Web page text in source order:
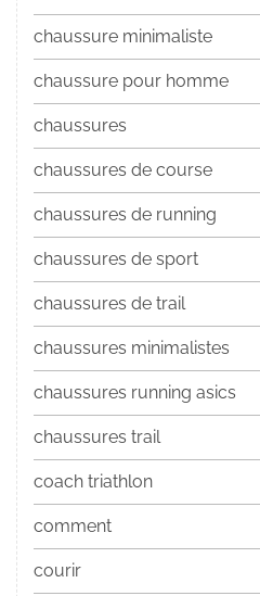
chaussure minimaliste
chaussure pour homme
chaussures
chaussures de course
chaussures de running
chaussures de sport
chaussures de trail
chaussures minimalistes
chaussures running asics
chaussures trail
coach triathlon
comment
courir